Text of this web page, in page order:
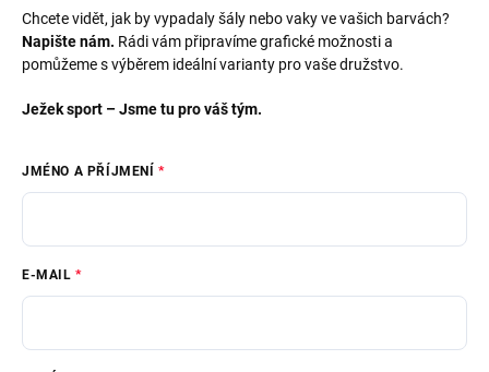
Chcete vidět, jak by vypadaly šály nebo vaky ve vašich barvách?
Napište nám. Rádi vám připravíme grafické možnosti a
pomůžeme s výběrem ideální varianty pro vaše družstvo.
Ježek sport – Jsme tu pro váš tým.
JMÉNO A PŘÍJMENÍ
E-MAIL